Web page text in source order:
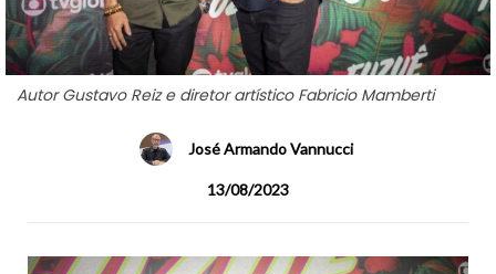
Autor Gustavo Reiz e diretor artístico Fabricio Mamberti
José Armando Vannucci
13/08/2023